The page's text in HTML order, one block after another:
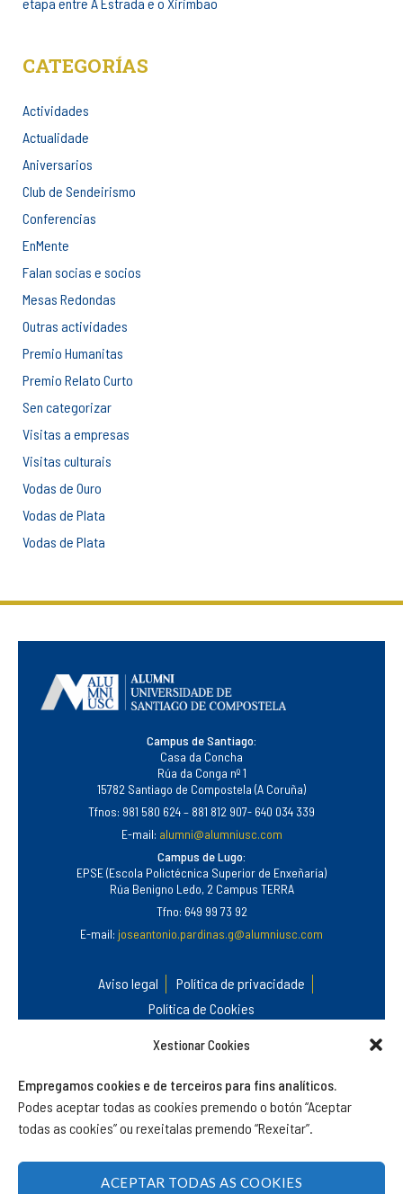
Xestionar Cookies
Empregamos cookies e de terceiros para fins analíticos.
Podes aceptar todas as cookies premendo o botón “Aceptar
todas as cookies” ou rexeitalas premendo “Rexeitar”.
ACEPTAR TODAS AS COOKIES
etapa entre A Estrada e o Xirimbao
CATEGORÍAS
Actividades
Actualidade
Aniversarios
Club de Sendeirismo
Conferencias
EnMente
Falan socias e socios
Mesas Redondas
Outras actividades
Premio Humanitas
Premio Relato Curto
Sen categorizar
Visitas a empresas
Visitas culturais
Vodas de Ouro
Vodas de Plata
Vodas de Plata
Campus de Santiago:
Casa da Concha
Rúa da Conga nº 1
15782 Santiago de Compostela (A Coruña)
Tfnos: 981 580 624 – 881 812 907- 640 034 339
E-mail: alumni@alumniusc.com
Campus de Lugo:
EPSE (Escola Polictécnica Superior de Enxeñaría)
Rúa Benigno Ledo, 2 Campus TERRA
Tfno: 649 99 73 92
E-mail: joseantonio.pardinas.g@alumniusc.com
Aviso legal
Política de privacidade
Política de Cookies